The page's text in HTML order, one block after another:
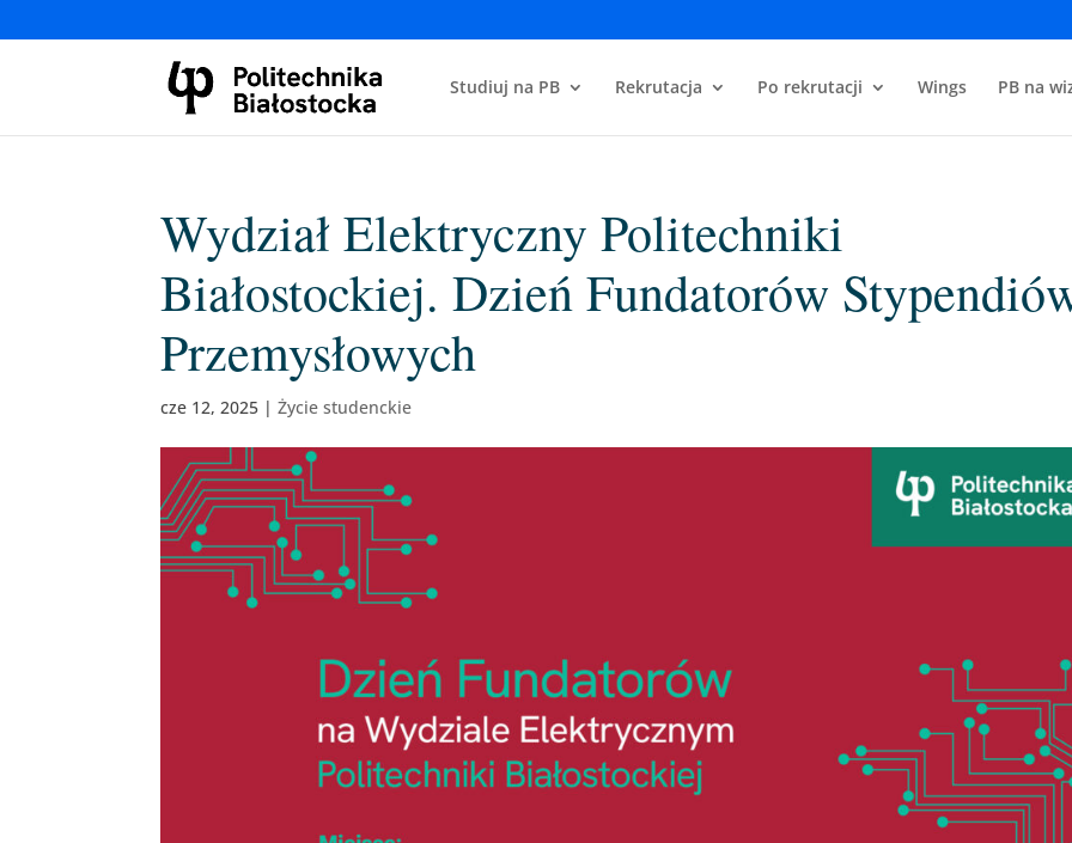
Studiuj na PB Rekrutacja Po rekrutacji Wings PB na
Wydział Elektryczny Politechniki
Białostockiej. Dzień Fundatorów
Przemysłowych
cze 12, 2025 |Życie studenckie